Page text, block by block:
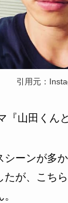
引用元：
『山田くん
シーンが多
たが、こち